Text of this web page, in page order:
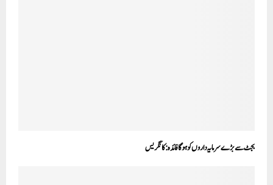
بجٹ سے بڑے سرمایہ داروں کو ہوگا فائدہ:کانگریس